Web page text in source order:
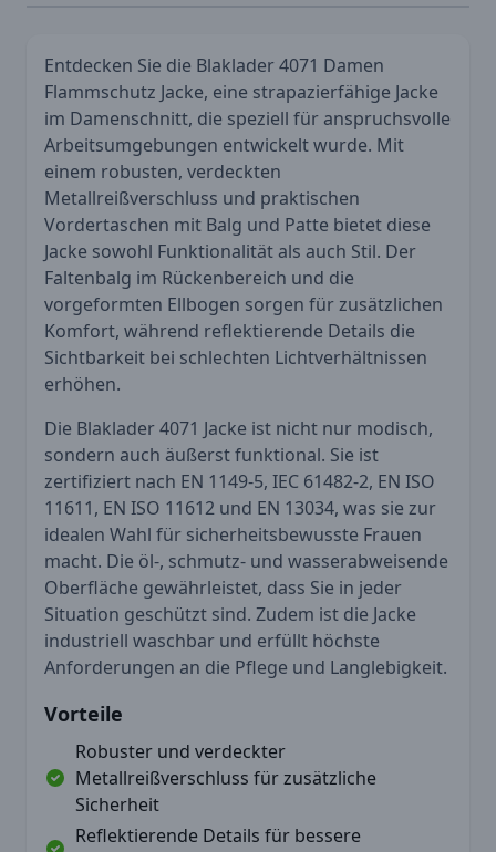
Entdecken Sie die Blaklader 4071 Damen
Flammschutz Jacke, eine strapazierfähige Jacke
im Damenschnitt, die speziell für anspruchsvolle
Arbeitsumgebungen entwickelt wurde. Mit
einem robusten, verdeckten
Metallreißverschluss und praktischen
Vordertaschen mit Balg und Patte bietet diese
Jacke sowohl Funktionalität als auch Stil. Der
Faltenbalg im Rückenbereich und die
vorgeformten Ellbogen sorgen für zusätzlichen
Komfort, während reflektierende Details die
Sichtbarkeit bei schlechten Lichtverhältnissen
erhöhen.
Die Blaklader 4071 Jacke ist nicht nur modisch,
sondern auch äußerst funktional. Sie ist
zertifiziert nach EN 1149-5, IEC 61482-2, EN ISO
11611, EN ISO 11612 und EN 13034, was sie zur
idealen Wahl für sicherheitsbewusste Frauen
macht. Die öl-, schmutz- und wasserabweisende
Oberfläche gewährleistet, dass Sie in jeder
Situation geschützt sind. Zudem ist die Jacke
industriell waschbar und erfüllt höchste
Anforderungen an die Pflege und Langlebigkeit.
Vorteile
Robuster und verdeckter
Metallreißverschluss für zusätzliche
Sicherheit
Reflektierende Details für bessere